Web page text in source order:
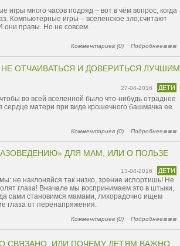
игры много часов подряд – вот в чём вопрос, когда
Компьютерные игры – вселенское зло,считают
они правы. Но не совсем.
Комментариев (0) Подробнее
ОТЧАИВАТЬСЯ И ДОВЕРИТЬСЯ ЛУЧШИМ
ДЕТИ
27-04-2016
во всей вселенной было что-нибудь отраднее
сердце матери при виде крошечного башмачка ее
Комментариев (0) Подробнее
ДЛЯ МАМ, ИЛИ О ПОЛЬЗЕ
ДЕТИ
13-04-2016
не наклоняйся так низко, зрение испортишь! Не
глаза! Вначале мы воспринимаем это в штыки,
сами становимся мамами, лихорадочно ищем
глаза от перенапряжения.
Комментариев (0) Подробнее
СВЯЗАНО, ИЛИ ПОЧЕМУ ДЕТЯМ ВАЖНО